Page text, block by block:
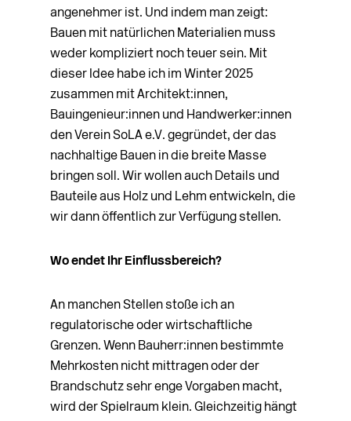
angenehmer ist. Und indem man zeigt:
Bauen mit natürlichen Materialien muss
weder kompliziert noch teuer sein. Mit
dieser Idee habe ich im Winter 2025
zusammen mit Architekt:innen,
Bauingenieur:innen und Handwerker:innen
den Verein SoLA e.V. gegründet, der das
nachhaltige Bauen in die breite Masse
bringen soll. Wir wollen auch Details und
Bauteile aus Holz und Lehm entwickeln, die
wir dann öffentlich zur Verfügung stellen.
Wo endet Ihr Einflussbereich?
An manchen Stellen stoße ich an
regulatorische oder wirtschaftliche
Grenzen. Wenn Bauherr:innen bestimmte
Mehrkosten nicht mittragen oder der
Brandschutz sehr enge Vorgaben macht,
wird der Spielraum klein. Gleichzeitig hängt